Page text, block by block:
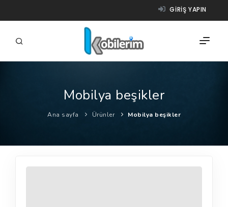
GIRIŞ YAPIN
FIRMALAR
ÜRÜNLER
NASIL ÇALIŞIR?
YARDIM
Mobilya beşikler
Ana sayfa Ürünler Mobilya beşikler